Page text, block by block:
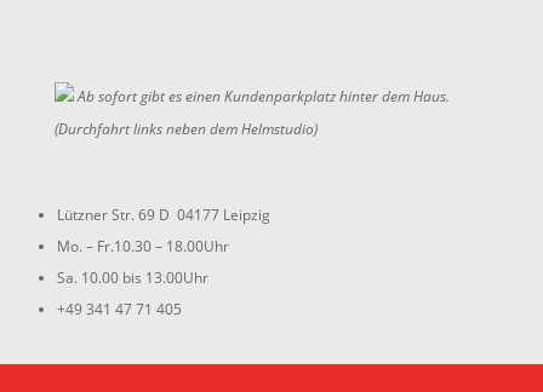
Ab sofort gibt es einen Kundenparkplatz hinter dem Haus.
(Durchfahrt links neben dem Helmstudio)
Lützner Str. 69 D 04177 Leipzig
Mo. – Fr.10.30 – 18.00Uhr
Sa. 10.00 bis 13.00Uhr
+49 341 47 71 405